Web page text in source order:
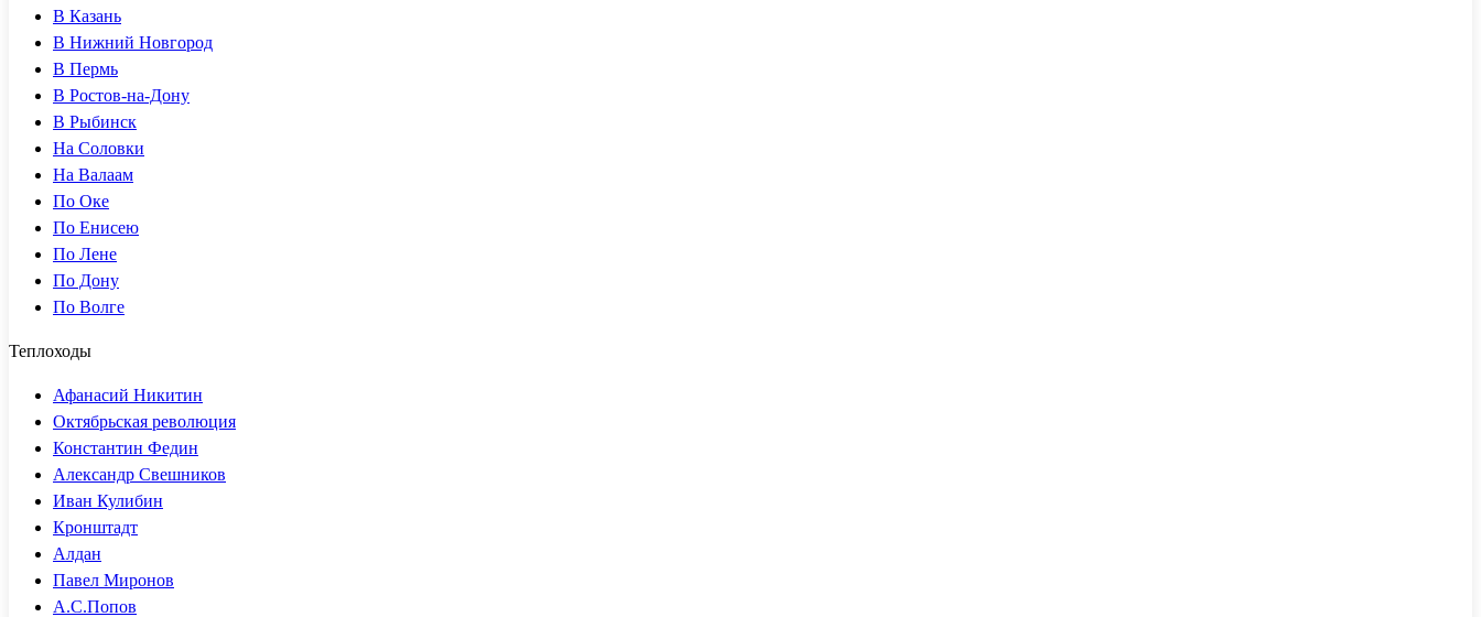
В Казань
В Нижний Новгород
В Пермь
В Ростов-на-Дону
В Рыбинск
На Соловки
На Валаам
По Оке
По Енисею
По Лене
По Дону
По Волге
Теплоходы
Афанасий Никитин
Октябрьская революция
Константин Федин
Александр Свешников
Иван Кулибин
Кронштадт
Алдан
Павел Миронов
А.С.Попов